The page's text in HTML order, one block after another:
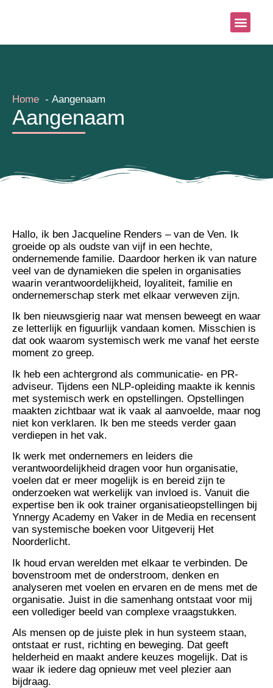
Home Aangenaam
Aangenaam
Hallo, ik ben Jacqueline Renders – van de Ven. Ik
groeide op als oudste van vijf in een hechte,
ondernemende familie. Daardoor herken ik van nature
veel van de dynamieken die spelen in organisaties
waarin verantwoordelijkheid, loyaliteit, familie en
ondernemerschap sterk met elkaar verweven zijn.
Ik ben nieuwsgierig naar wat mensen beweegt en waar
ze letterlijk en figuurlijk vandaan komen. Misschien is
dat ook waarom systemisch werk me vanaf het eerste
moment zo greep.
Ik heb een achtergrond als communicatie- en PR-
adviseur. Tijdens een NLP-opleiding maakte ik kennis
met systemisch werk en opstellingen. Opstellingen
maakten zichtbaar wat ik vaak al aanvoelde, maar nog
niet kon verklaren. Ik ben me steeds verder gaan
verdiepen in het vak.
Ik werk met ondernemers en leiders die
verantwoordelijkheid dragen voor hun organisatie,
voelen dat er meer mogelijk is en bereid zijn te
onderzoeken wat werkelijk van invloed is. Vanuit die
expertise ben ik ook trainer organisatieopstellingen bij
Ynnergy Academy en Vaker in de Media en recensent
van systemische boeken voor Uitgeverij Het
Noorderlicht.
Ik houd ervan werelden met elkaar te verbinden. De
bovenstroom met de onderstroom, denken en
analyseren met voelen en ervaren en de mens met de
organisatie. Juist in die samenhang ontstaat voor mij
een vollediger beeld van complexe vraagstukken.
Als mensen op de juiste plek in hun systeem staan,
ontstaat er rust, richting en beweging. Dat geeft
helderheid en maakt andere keuzes mogelijk. Dat is
waar ik iedere dag opnieuw met veel plezier aan
bijdraag.